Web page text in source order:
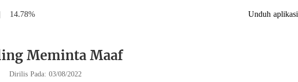
| 14.78% Unduh aplikasi
Meminta Maaf
Dirilis Pada: 03/08/2022